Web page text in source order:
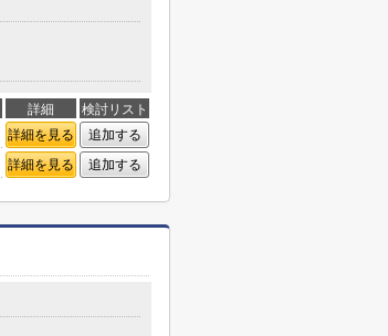
詳細
検討リスト
詳細を見る
追加する
詳細を見る 追加する